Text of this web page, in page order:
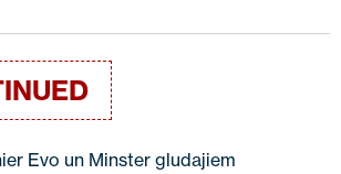
Evo un Minster gludajiem